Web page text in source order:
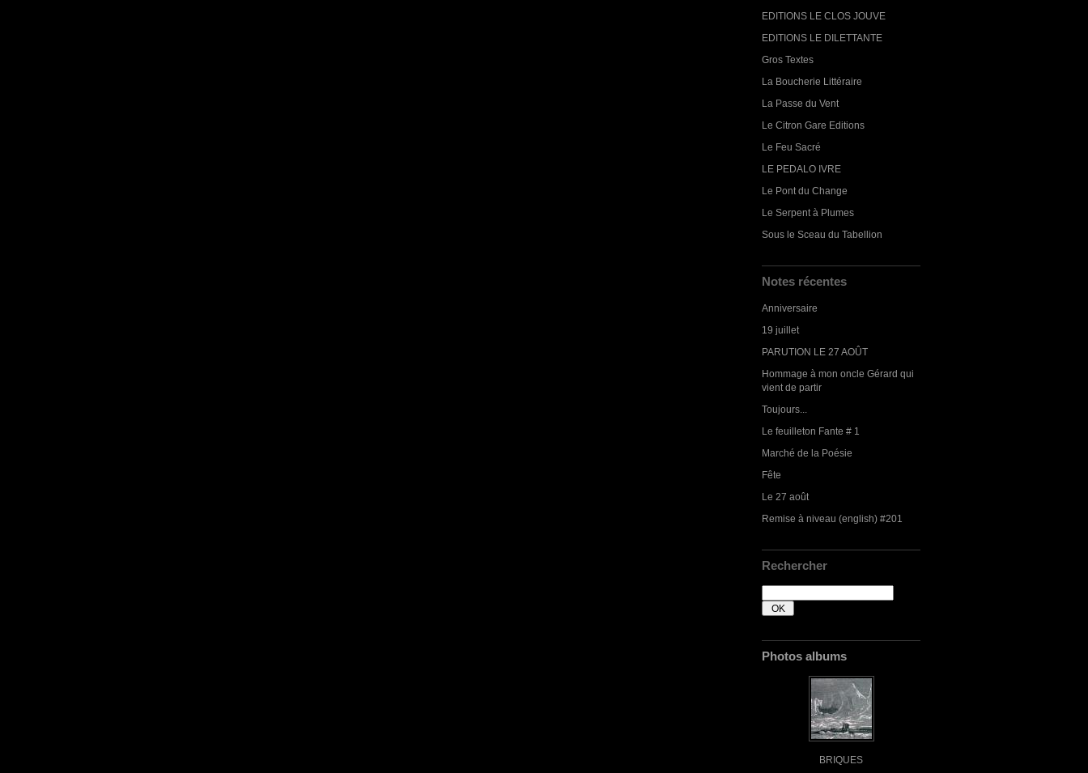
EDITIONS LE CLOS JOUVE
EDITIONS LE DILETTANTE
Gros Textes
La Boucherie Littéraire
La Passe du Vent
Le Citron Gare Editions
Le Feu Sacré
LE PEDALO IVRE
Le Pont du Change
Le Serpent à Plumes
Sous le Sceau du Tabellion
Notes récentes
Anniversaire
19 juillet
PARUTION LE 27 AOÛT
Hommage à mon oncle Gérard qui
vient de partir
Toujours...
Le feuilleton Fante # 1
Marché de la Poésie
Fête
Le 27 août
Remise à niveau (english) #201
Rechercher
Photos albums
BRIQUES